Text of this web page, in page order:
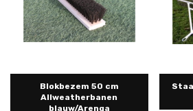
Blokbezem 50 cm
Allweatherbanen
blauw/Arenga